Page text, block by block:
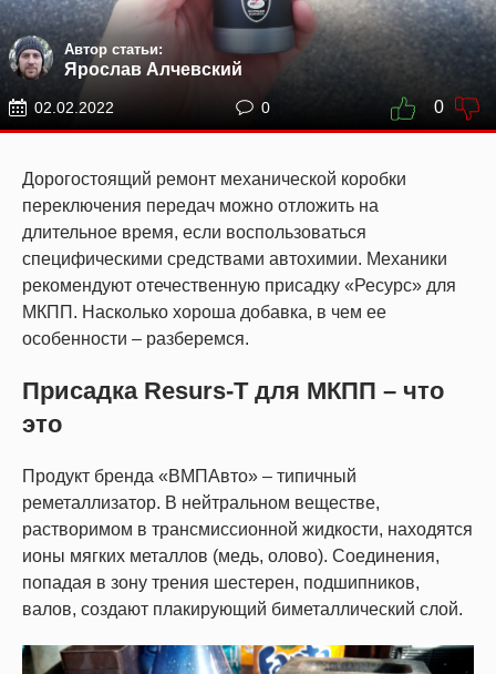
Автор статьи:
Ярослав Алчевский
02.02.2022 0 0
Дорогостоящий ремонт механической коробки
переключения передач можно отложить на
длительное время, если воспользоваться
специфическими средствами автохимии. Механики
рекомендуют отечественную присадку «Ресурс» для
МКПП. Насколько хороша добавка, в чем ее
особенности – разберемся.
Присадка Resurs-T для МКПП – что
это
Продукт бренда «ВМПАвто» – типичный
реметаллизатор. В нейтральном веществе,
растворимом в трансмиссионной жидкости, находятся
ионы мягких металлов (медь, олово). Соединения,
попадая в зону трения шестерен, подшипников,
валов, создают плакирующий биметаллический слой.